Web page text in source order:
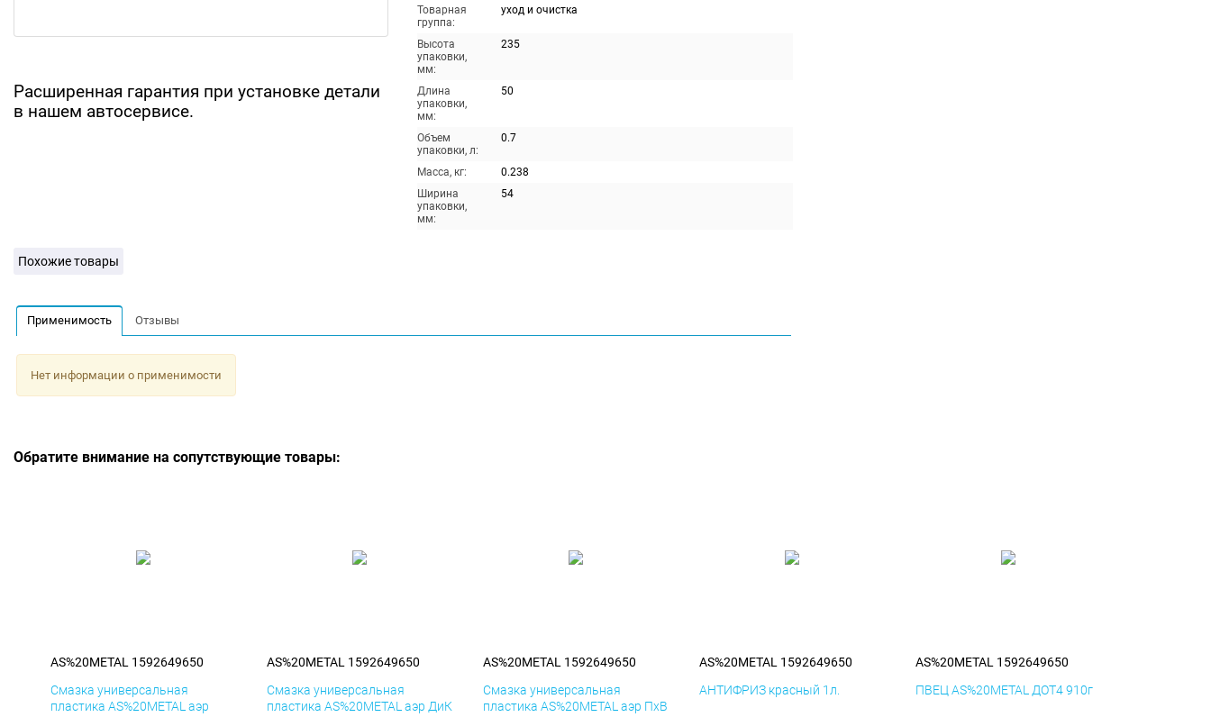
Расширенная гарантия при установке детали
в нашем автосервисе.
Товарная
группа:
уход и очистка
Высота
упаковки,
мм:
235
Длина
упаковки,
мм:
50
Объем
упаковки, л:
0.7
Масса, кг:
0.238
Ширина
упаковки,
мм:
54
Похожие товары
Применимость Отзывы
Нет информации о применимости
Обратите внимание на сопутствующие товары:
AS%20METAL 1592649650
Смазка универсальная
пластика AS%20METAL аэр
AS%20METAL 1592649650
Смазка универсальная
пластика AS%20METAL аэр ДиК
AS%20METAL 1592649650
Смазка универсальная
пластика AS%20METAL аэр ПхВ
AS%20METAL 1592649650
АНТИФРИЗ красный 1л.
AS%20METAL 1592649650
ПВЕЦ AS%20METAL ДОТ4 910г